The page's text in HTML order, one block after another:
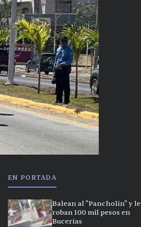
EN PORTADA
Balean al "Pancholín" y le
roban 100 mil pesos en
Bucerías